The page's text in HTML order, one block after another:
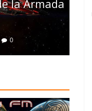
mejoras
4 julio, 2026